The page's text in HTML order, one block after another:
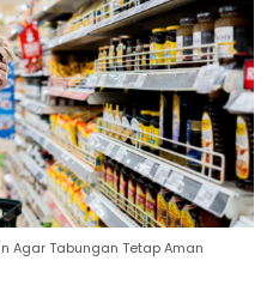
Tabungan Tetap Aman